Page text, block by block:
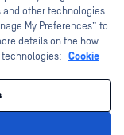
、Metascan、
"、"保护全球关
的商标。第三方
and other technologies
My Preferences” to
details on the how
Cookie